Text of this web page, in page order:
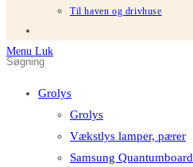
Til haven og drivhuse
Menu Luk
Søg
hjemmeside
at
lukke
Grolys
Grolys
Vækstlys lamper, pærer
Samsung Quantumboard